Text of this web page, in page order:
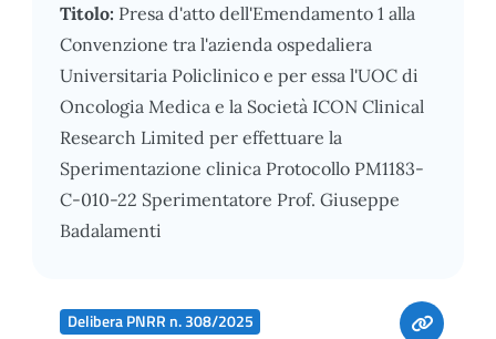
Titolo: Presa d'atto dell'Emendamento 1 alla
Convenzione tra l'azienda ospedaliera
Universitaria Policlinico e per essa l'UOC di
Oncologia Medica e la Società ICON Clinical
Research Limited per effettuare la
Sperimentazione clinica Protocollo PM1183-
C-010-22 Sperimentatore Prof. Giuseppe
Badalamenti
Delibera PNRR n. 308/2025